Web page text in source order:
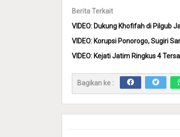
Berita Terkait
VIDEO: Dukung Khofifah di Pilgub
VIDEO: Korupsi Ponorogo, Sugiri
VIDEO: Kejati Jatim Ringkus 4
Bagikan ke :